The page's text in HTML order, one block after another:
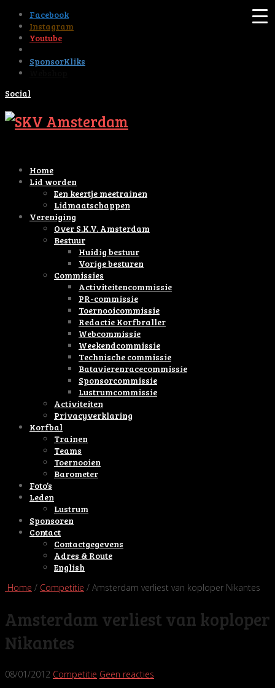
Facebook
Instagram
Youtube
SponsorKliks
Social
Home
Lid worden
Een keertje meetrainen
Lidmaatschappen
Vereniging
Over S.K.V. Amsterdam
Bestuur
Huidig bestuur
Vorige besturen
Commissies
Activiteitencommissie
PR-commissie
Toernooicommissie
Redactie Korfbraller
Webcommissie
Weekendcommissie
Technische commissie
Batavierenracecommissie
Sponsorcommissie
Lustrumcommissie
Activiteiten
Privacyverklaring
Korfbal
Trainen
Teams
Toernooien
Barometer
Foto’s
Leden
Lustrum
Sponsoren
Contact
Contactgegevens
Adres & Route
English
Home / Competitie / Amsterdam verliest van koploper Nikantes
Amsterdam verliest van koploper
Nikantes
08/01/2012 Competitie Geen reacties